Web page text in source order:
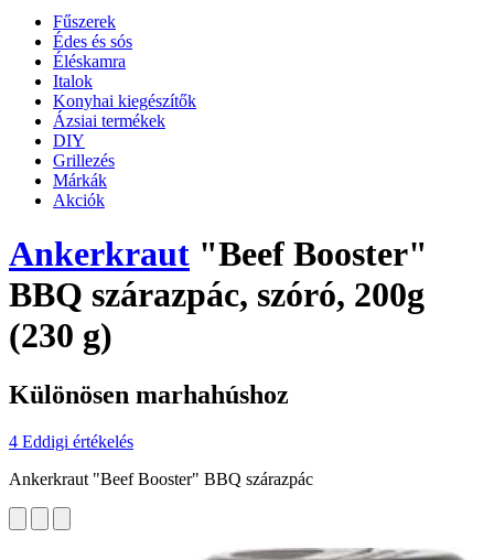
Fűszerek
Édes és sós
Éléskamra
Italok
Konyhai kiegészítők
Ázsiai termékek
DIY
Grillezés
Márkák
Akciók
Ankerkraut "Beef Booster"
BBQ szárazpác, szóró, 200g
(230 g)
Különösen marhahúshoz
4 Eddigi értékelés
Ankerkraut "Beef Booster" BBQ szárazpác